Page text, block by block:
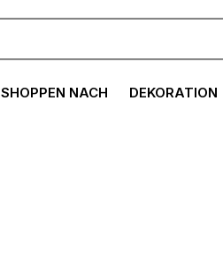
SHOPPEN NACH DEKORATION